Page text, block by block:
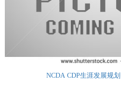
NCDA CDP生涯发展规划